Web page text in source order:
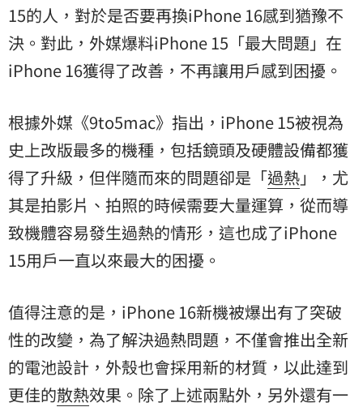
15的人，對於是否要再換iPhone 16感到猶豫不
決。對此，外媒爆料iPhone 15「最大問題」在
iPhone 16獲得了改善，不再讓用戶感到困擾。
根據外媒《9to5mac》指出，iPhone 15被視為
史上改版最多的機種，包括鏡頭及硬體設備都獲
得了升級，但伴隨而來的問題卻是「過熱」，尤
其是拍影片、拍照的時候需要大量運算，從而導
致機體容易發生過熱的情形，這也成了iPhone
15用戶一直以來最大的困擾。
值得注意的是，iPhone 16新機被爆出有了突破
性的改變，為了解決過熱問題，不僅會推出全新
的電池設計，外殼也會採用新的材質，以此達到
更佳的散熱效果。除了上述兩點外，另外還有一